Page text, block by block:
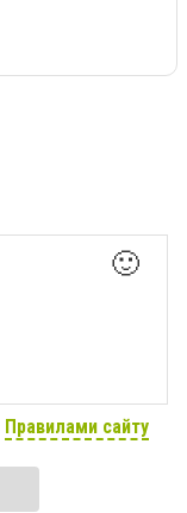
🙂
Правилами сайту